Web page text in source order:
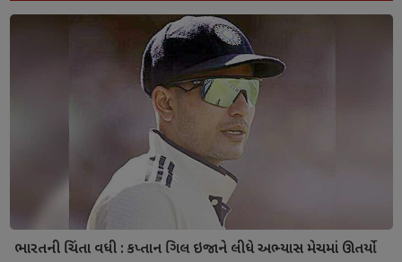
ભારતની ચિંતા વધી : કપ્તાન ગિલ ઇજાને લીધે અભ્યાસ મેચમાં ઊતર્યો